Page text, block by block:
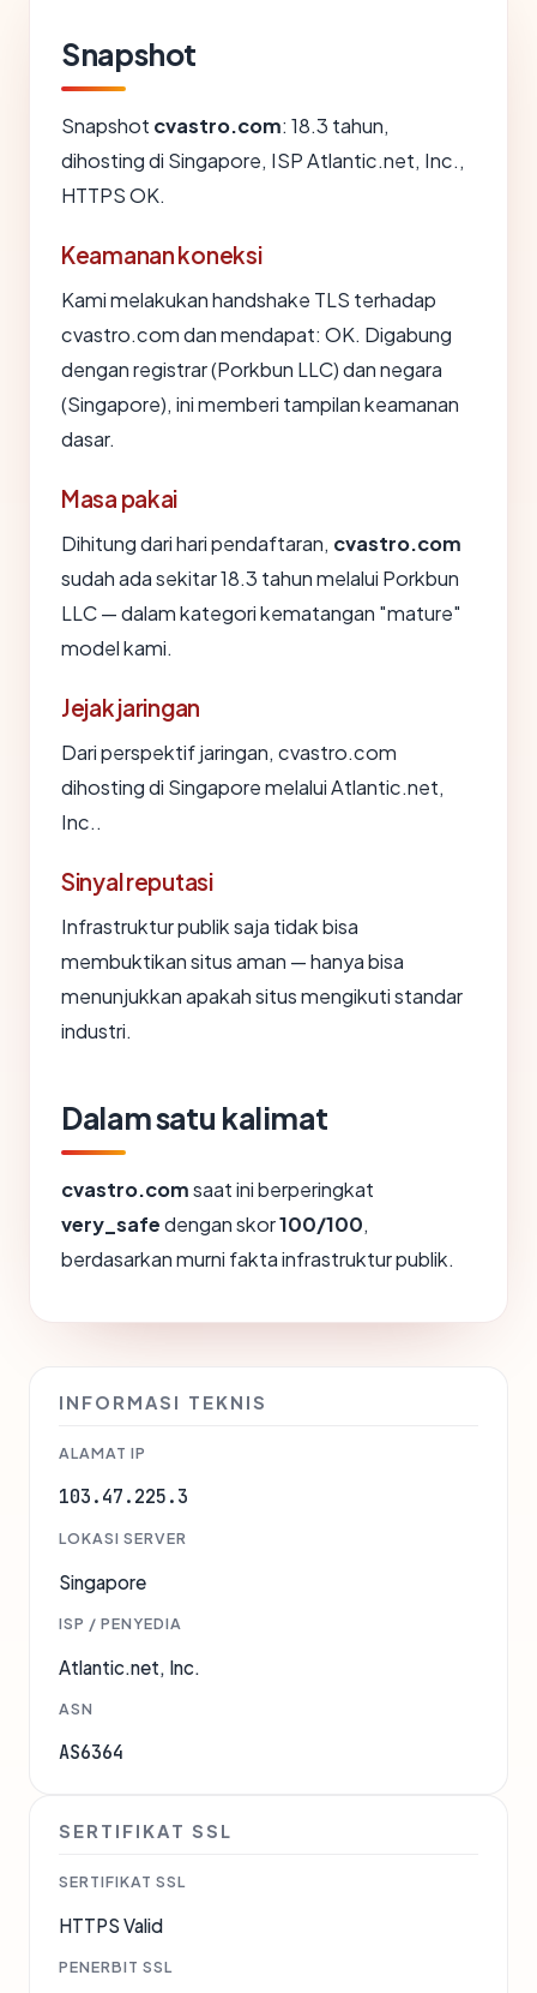
Snapshot
Snapshot cvastro.com: 18.3 tahun,
dihosting di Singapore, ISP Atlantic.net, Inc.,
HTTPS OK.
Keamanan koneksi
Kami melakukan handshake TLS terhadap
cvastro.com dan mendapat: OK. Digabung
dengan registrar (Porkbun LLC) dan negara
(Singapore), ini memberi tampilan keamanan
dasar.
Masa pakai
Dihitung dari hari pendaftaran, cvastro.com
sudah ada sekitar 18.3 tahun melalui Porkbun
LLC — dalam kategori kematangan "mature"
model kami.
Jejak jaringan
Dari perspektif jaringan, cvastro.com
dihosting di Singapore melalui Atlantic.net,
Inc..
Sinyal reputasi
Infrastruktur publik saja tidak bisa
membuktikan situs aman — hanya bisa
menunjukkan apakah situs mengikuti standar
industri.
Dalam satu kalimat
cvastro.comsaat ini berperingkat
very_safedengan skor100/100,
berdasarkan murni fakta infrastruktur publik.
INFORMASI TEKNIS
ALAMAT IP
103.47.225.3
LOKASI SERVER
Singapore
ISP / PENYEDIA
Atlantic.net, Inc.
ASN
AS6364
SERTIFIKAT SSL
SERTIFIKAT SSL
HTTPS Valid
PENERBIT SSL